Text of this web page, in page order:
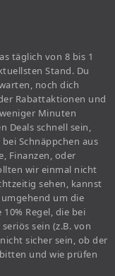
täglich von 8 bis 1
Stand. Du
noch dich
Rabattaktionen und
Minuten
Deals schnell sein,
Schnäppchen aus
Finanzen, oder
wir einmal nicht
sehen, kannst
um die
Regel, die bei
sein (z.B. von
sicher sein, ob der
und wie prüfen